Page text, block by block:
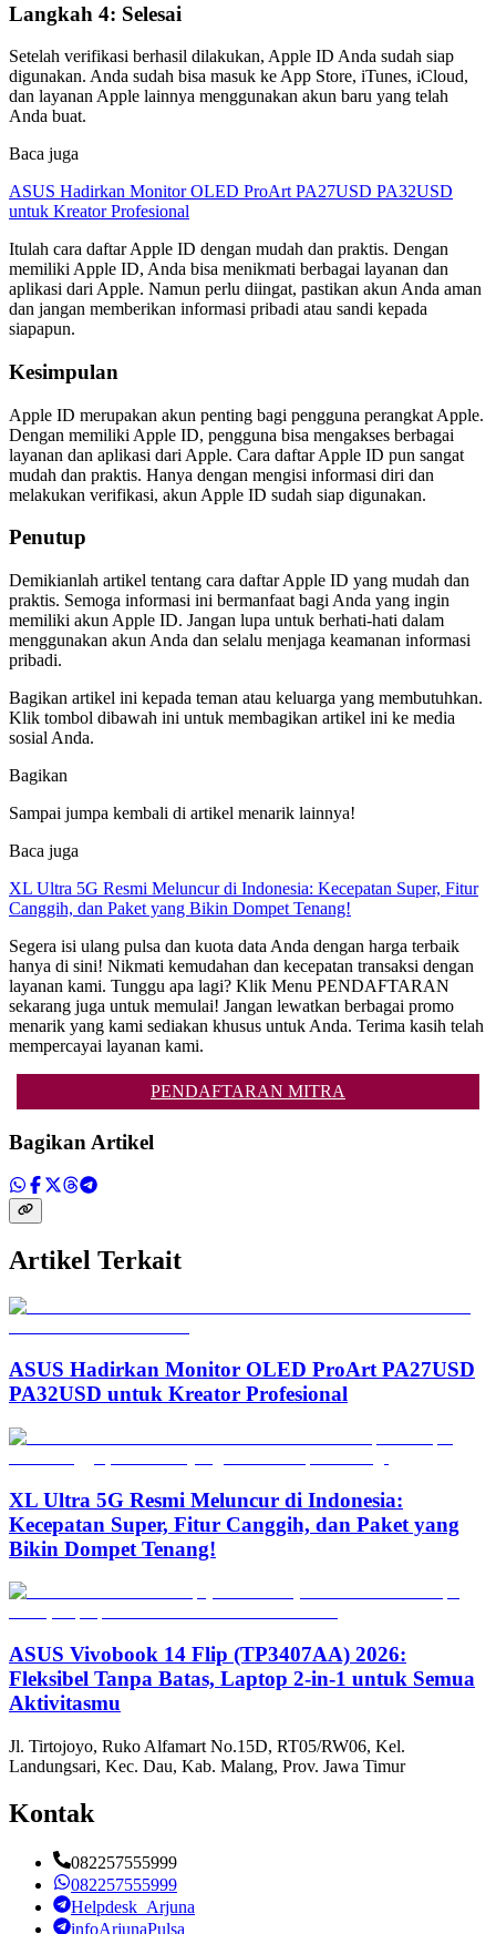
Langkah 4: Selesai
Setelah verifikasi berhasil dilakukan, Apple ID Anda sudah siap
digunakan. Anda sudah bisa masuk ke App Store, iTunes, iCloud,
dan layanan Apple lainnya menggunakan akun baru yang telah
Anda buat.
Baca juga
ASUS Hadirkan Monitor OLED ProArt PA27USD PA32USD
untuk Kreator Profesional
Itulah cara daftar Apple ID dengan mudah dan praktis. Dengan
memiliki Apple ID, Anda bisa menikmati berbagai layanan dan
aplikasi dari Apple. Namun perlu diingat, pastikan akun Anda aman
dan jangan memberikan informasi pribadi atau sandi kepada
siapapun.
Kesimpulan
Apple ID merupakan akun penting bagi pengguna perangkat Apple.
Dengan memiliki Apple ID, pengguna bisa mengakses berbagai
layanan dan aplikasi dari Apple. Cara daftar Apple ID pun sangat
mudah dan praktis. Hanya dengan mengisi informasi diri dan
melakukan verifikasi, akun Apple ID sudah siap digunakan.
Penutup
Demikianlah artikel tentang cara daftar Apple ID yang mudah dan
praktis. Semoga informasi ini bermanfaat bagi Anda yang ingin
memiliki akun Apple ID. Jangan lupa untuk berhati-hati dalam
menggunakan akun Anda dan selalu menjaga keamanan informasi
pribadi.
Bagikan artikel ini kepada teman atau keluarga yang membutuhkan.
Klik tombol dibawah ini untuk membagikan artikel ini ke media
sosial Anda.
Bagikan
Sampai jumpa kembali di artikel menarik lainnya!
Baca juga
XL Ultra 5G Resmi Meluncur di Indonesia: Kecepatan Super, Fitur
Canggih, dan Paket yang Bikin Dompet Tenang!
Segera isi ulang pulsa dan kuota data Anda dengan harga terbaik
hanya di sini! Nikmati kemudahan dan kecepatan transaksi dengan
layanan kami. Tunggu apa lagi? Klik Menu PENDAFTARAN
sekarang juga untuk memulai! Jangan lewatkan berbagai promo
menarik yang kami sediakan khusus untuk Anda. Terima kasih telah
mempercayai layanan kami.
PENDAFTARAN MITRA
Bagikan Artikel
Artikel Terkait
ASUS Hadirkan Monitor OLED ProArt PA27USD
PA32USD untuk Kreator Profesional
XL Ultra 5G Resmi Meluncur di Indonesia:
Kecepatan Super, Fitur Canggih, dan Paket yang
Bikin Dompet Tenang!
ASUS Vivobook 14 Flip (TP3407AA) 2026:
Fleksibel Tanpa Batas, Laptop 2-in-1 untuk Semua
Aktivitasmu
Jl. Tirtojoyo, Ruko Alfamart No.15D, RT05/RW06, Kel.
Landungsari, Kec. Dau, Kab. Malang, Prov. Jawa Timur
Kontak
082257555999
082257555999
Helpdesk_Arjuna
infoArjunaPulsa